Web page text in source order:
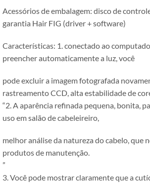
Acessórios de embalagem: disco de
garantia Hair FIG (driver + software)
Características: 1. conectado ao
preencher automaticamente a luz, você
pode excluir a imagem fotografada
rastreamento CCD, alta estabilidade de
“2. A aparência refinada pequena, bonita,
uso em salão de cabeleireiro,
melhor análise da natureza do cabelo, que
produtos de manutenção.
”
3. Você pode mostrar claramente que a